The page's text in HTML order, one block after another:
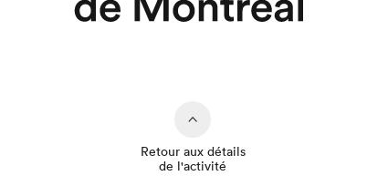
Retour aux détails
de l'activité